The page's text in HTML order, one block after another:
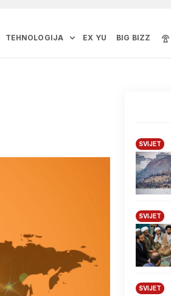
TEHNOLOGIJA EX YU BIG BIZZ
SVIJET
SVIJET
SVIJET